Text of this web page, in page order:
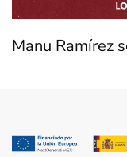
Manu Ramírez